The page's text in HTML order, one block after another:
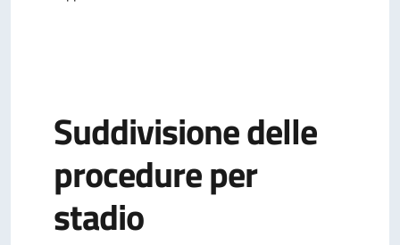
Suddivisione delle
procedure per
stadio